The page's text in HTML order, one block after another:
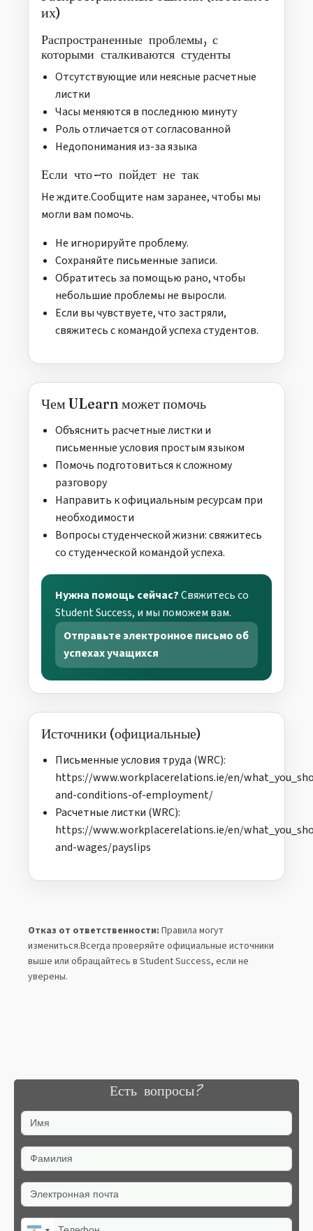
их)
Распространенные проблемы, с
которыми сталкиваются студенты
Отсутствующие или неясные расчетные
листки
Часы меняются в последнюю минуту
Роль отличается от согласованной
Недопонимания из-за языка
Если что-то пойдет не так
Не ждите.Сообщите нам заранее, чтобы мы
могли вам помочь.
Не игнорируйте проблему.
Сохраняйте письменные записи.
Обратитесь за помощью рано, чтобы
небольшие проблемы не выросли.
Если вы чувствуете, что застряли,
свяжитесь с командой успеха студентов.
Чем ULearn может помочь
Объяснить расчетные листки и
письменные условия простым языком
Помочь подготовиться к сложному
разговору
Направить к официальным ресурсам при
необходимости
Вопросы студенческой жизни: свяжитесь
со студенческой командой успеха.
Нужна помощь сейчас?Свяжитесь со
Student Success, и мы поможем вам.
Отправьте электронное письмо об
успехах учащихся
Источники (официальные)
Письменные условия труда (WRC):
https://www.workplacerelations.ie/en/
and-conditions-of-employment/
Расчетные листки (WRC):
https://www.workplacerelations.ie/en/
and-wages/payslips
Отказ от ответственности: Правила могут
измениться.Всегда проверяйте официальные источники
выше или обращайтесь в Student Success, если не
уверены.
Есть вопросы?
Имя
Фамилия
Электронная почта
Телефон